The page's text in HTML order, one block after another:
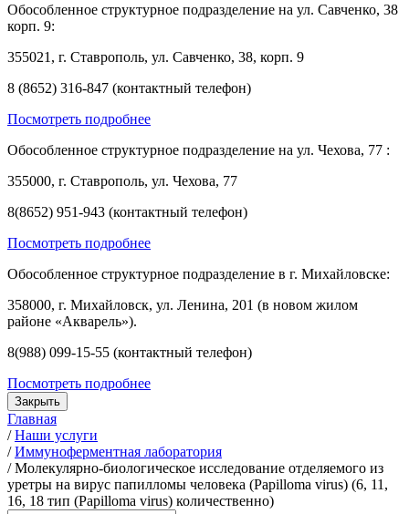
Обособленное структурное подразделение на ул. Савченко, 38
корп. 9:
355021, г. Ставрополь, ул. Савченко, 38, корп. 9
8 (8652) 316-847 (контактный телефон)
Посмотреть подробнее
Обособленное структурное подразделение на ул. Чехова, 77 :
355000, г. Ставрополь, ул. Чехова, 77
8(8652) 951-943 (контактный телефон)
Посмотреть подробнее
Обособленное структурное подразделение в г. Михайловске:
358000, г. Михайловск, ул. Ленина, 201 (в новом жилом
районе «Акварель»).
8(988) 099-15-55 (контактный телефон)
Посмотреть подробнее
Закрыть
Главная
/ Наши услуги
/ Иммуноферментная лаборатория
/ Молекулярно-биологическое исследование отделяемого из
уретры на вирус папилломы человека (Papilloma virus) (6, 11,
16, 18 тип (Papilloma virus) количественно)